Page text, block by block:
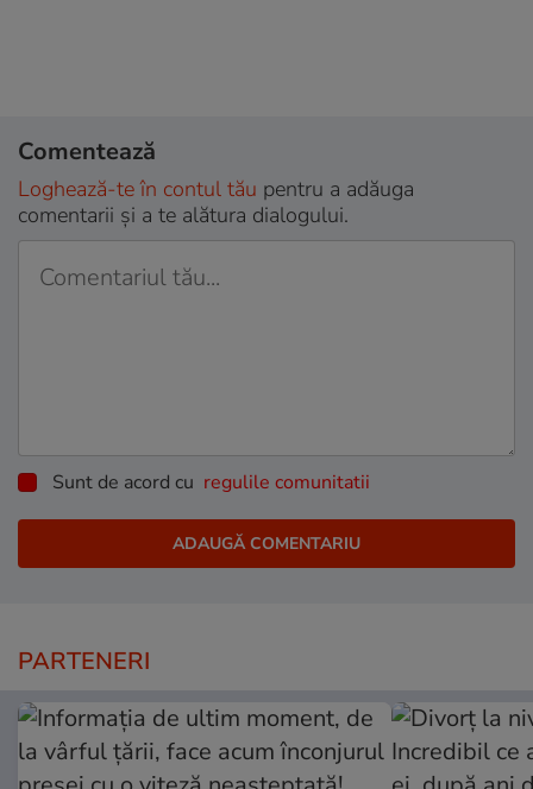
Comentează
Loghează-te în contul tău pentru a adăuga
comentarii și a te alătura dialogului.
Sunt de acord cu regulile comunitatii
PARTENERI